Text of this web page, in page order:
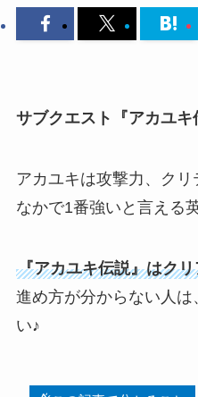
サブクエスト『アカユキ
アカユキは攻撃力、ク
なかで1番強いと言える
『アカユキ伝説』はク
進め方が分からない人は
い♪